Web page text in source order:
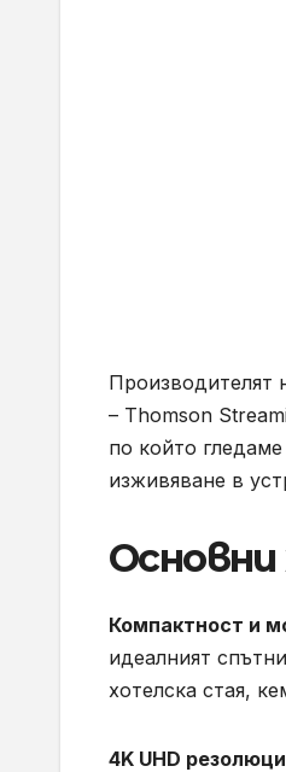
Производителят
– Thomson
по който
изживяване в
Компактност и
идеалният
хотелска стая,
4K UHD